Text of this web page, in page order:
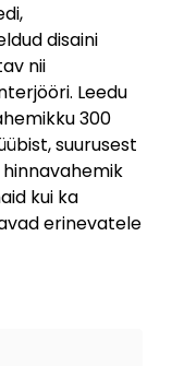
disaini
nii
Leedu
300
suurusest
kui ka
erinevatele